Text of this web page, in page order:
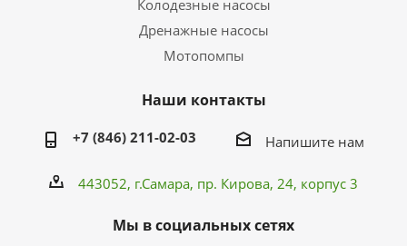
Колодезные насосы
Дренажные насосы
Мотопомпы
Наши контакты
+7 (846) 211-02-03 Напишите нам
443052, г.Самара, пр. Кирова, 24, корпус 3
Мы в социальных сетях